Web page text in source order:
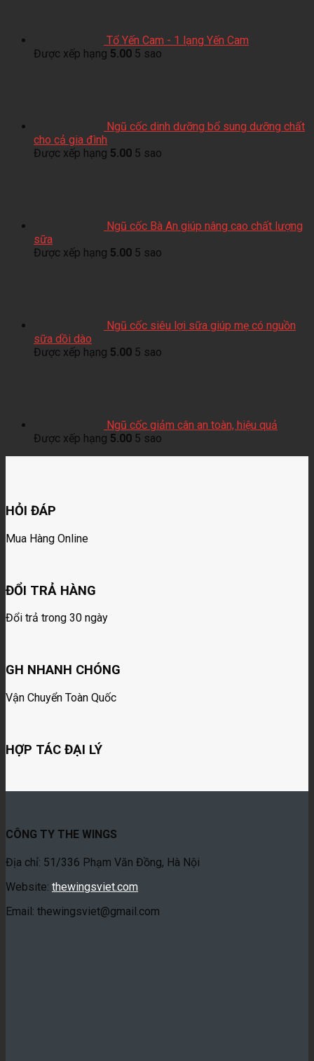
Tổ Yến Cam - 1 lạng Yến Cam
Được xếp hạng 5.00 5 sao
Ngũ cốc dinh dưỡng bổ sung dưỡng chất
cho cả gia đình
Được xếp hạng 5.00 5 sao
Ngũ cốc Bà An giúp nâng cao chất lượng
sữa
Được xếp hạng 5.00 5 sao
Ngũ cốc siêu lợi sữa giúp mẹ có nguồn
sữa dồi dào
Được xếp hạng 5.00 5 sao
Ngũ cốc giảm cân an toàn, hiệu quả
Được xếp hạng 5.00 5 sao
HỎI ĐÁP
Mua Hàng Online
ĐỔI TRẢ HÀNG
Đổi trả trong 30 ngày
GH NHANH CHÓNG
Vận Chuyển Toàn Quốc
HỢP TÁC ĐẠI LÝ
CÔNG TY THE WINGS
Địa chỉ: 51/336 Phạm Văn Đồng, Hà Nội
Website: thewingsviet.com
Email: thewingsviet@gmail.com